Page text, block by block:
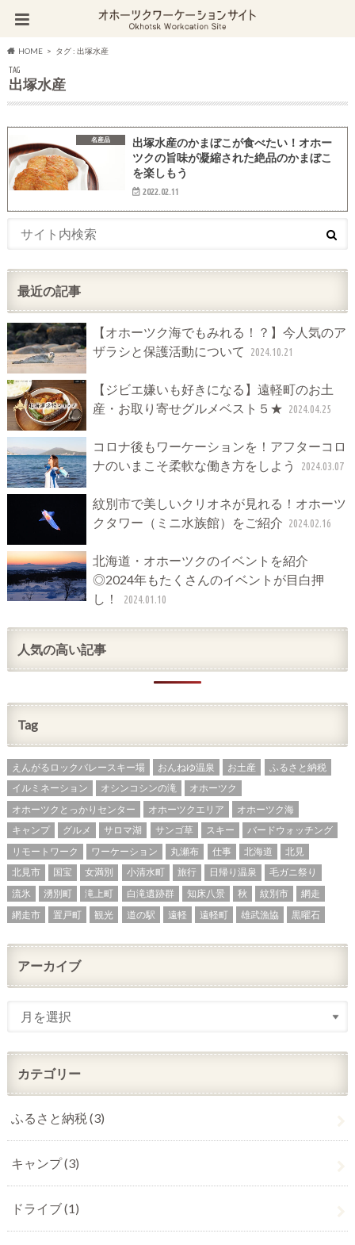
HOME タグ : 出塚水産
TAG
出塚水産
名産品
出塚水産のかまぼこが食べたい！オホー
ツクの旨味が凝縮された絶品のかまぼこ
を楽しもう
2022.02.11
最近の記事
【オホーツク海でもみれる！？】今人気のア
ザラシと保護活動について
2024.10.21
【ジビエ嫌いも好きになる】遠軽町のお土
産・お取り寄せグルメベスト５★ 2024.04.25
コロナ後もワーケーションを！アフターコロ
ナのいまこそ柔軟な働き方をしよう
2024.03.07
紋別市で美しいクリオネが見れる！オホーツ
クタワー（ミニ水族館）をご紹介 2024.02.16
北海道・オホーツクのイベントを紹介
◎2024年もたくさんのイベントが目白押
し！
2024.01.10
人気の高い記事
Tag
えんがるロックバレースキー場 おんねゆ温泉 お土産
ふるさと納税
イルミネーション
オシンコシンの滝
オホーツク
オホーツクとっかりセンター
オホーツクエリア
オホーツク海
キャンプ
グルメ サロマ湖 サンゴ草 スキー
バードウォッチング
リモートワーク
ワーケーション 丸瀬布 仕事 北海道
北見
北見市
国宝 女満別 小清水町 旅行 日帰り温泉
毛ガニ祭り
流氷
湧別町 滝上町 白滝遺跡群 知床八景 秋 紋別市
網走
網走市
置戸町 観光 道の駅 遠軽 遠軽町 雄武漁協 黒曜石
アーカイブ
カテゴリー
ふるさと納税(3)
キャンプ(3)
ドライブ(1)